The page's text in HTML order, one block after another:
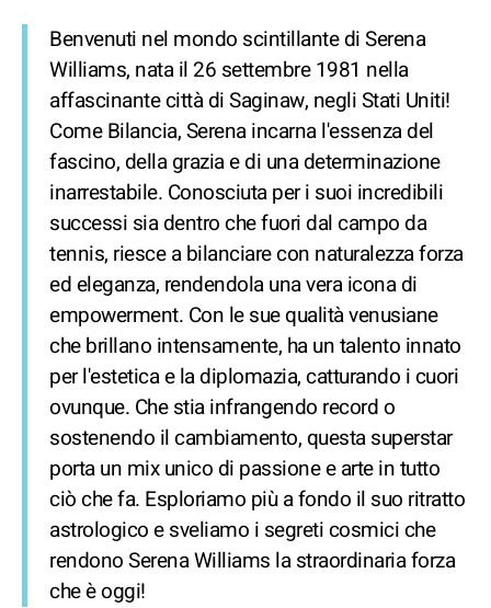
Benvenuti nel mondo scintillante di Serena
Williams, nata il 26 settembre 1981 nella
affascinante città di Saginaw, negli Stati Uniti!
Come Bilancia, Serena incarna l'essenza del
fascino, della grazia e di una determinazione
inarrestabile. Conosciuta per i suoi incredibili
successi sia dentro che fuori dal campo da
tennis, riesce a bilanciare con naturalezza forza
ed eleganza, rendendola una vera icona di
empowerment. Con le sue qualità venusiane
che brillano intensamente, ha un talento innato
per l'estetica e la diplomazia, catturando i cuori
ovunque. Che stia infrangendo record o
sostenendo il cambiamento, questa superstar
porta un mix unico di passione e arte in tutto
ciò che fa. Esploriamo più a fondo il suo ritratto
astrologico e sveliamo i segreti cosmici che
rendono Serena Williams la straordinaria forza
che è oggi!